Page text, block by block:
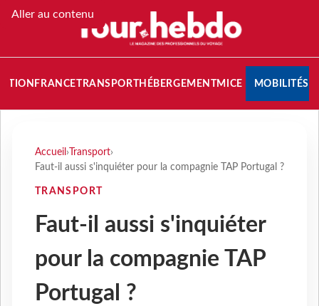
Aller au contenu
FRANCETRANSPORT HÉBERGEMENTMICE MOBILITÉS
Accueil › Transport›
Faut-il aussi s'inquiéter pour la compagnie TAP Portugal ?
TRANSPORT
Faut-il aussi s'inquiéter
pour la compagnie TAP
Portugal ?